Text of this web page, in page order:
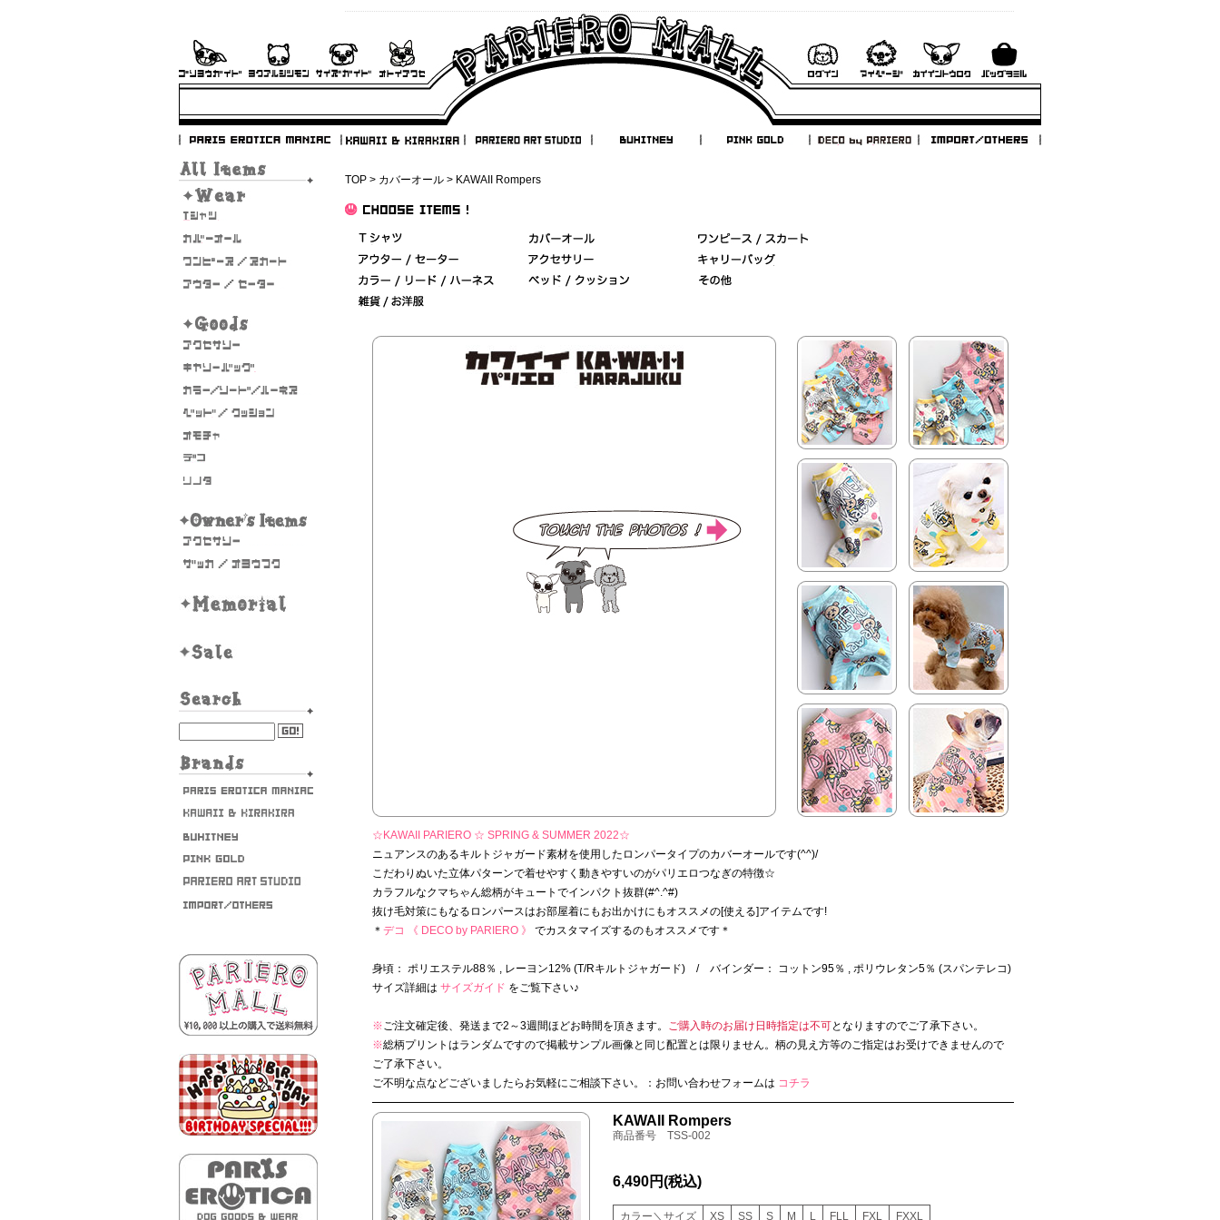
TOP > カバーオール > KAWAII Rompers
☆KAWAII PARIERO ☆ SPRING & SUMMER 2022☆
ニュアンスのあるキルトジャガード素材を使用したロンパータイプのカバーオールです(^^)/
こだわりぬいた立体パターンで着せやすく動きやすいのがパリエロつなぎの特徴☆
カラフルなクマちゃん総柄がキュートでインパクト抜群(#^.^#)
抜け毛対策にもなるロンパースはお部屋着にもお出かけにもオススメの[使える]アイテムです!
＊ デコ 《 DECO by PARIERO 》 でカスタマイズするのもオススメです＊
身頃： ポリエステル88％ , レーヨン12% (T/Rキルトジャガード) / バインダー： コットン95％ , ポリウレタン5％ (スパンテレコ)
サイズ詳細は サイズガイド をご覧下さい♪
※ご注文確定後、発送まで2～3週間ほどお時間を頂きます。 ご購入時のお届け日時指定は不可となりますのでご了承下さい。
※総柄プリントはランダムですので掲載サンプル画像と同じ配置とは限りません。柄の見え方等のご指定はお受けできませんので
ご了承下さい。
ご不明な点などございましたらお気軽にご相談下さい。：お問い合わせフォームは コチラ
KAWAII Rompers
商品番号 TSS-002
6,490円(税込)
カラー＼サイズ XS SS S M L FLL FXL
FXXL